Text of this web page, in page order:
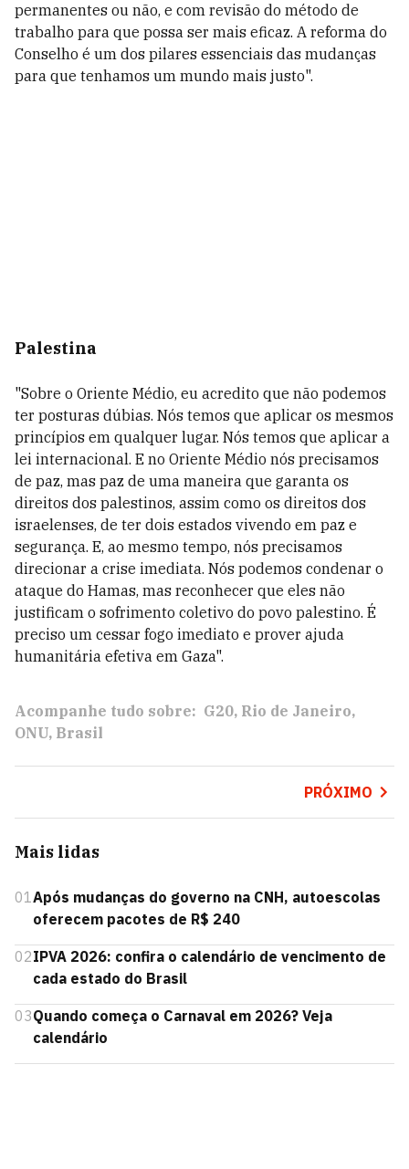
permanentes ou não, e com revisão do método de
trabalho para que possa ser mais eficaz. A reforma do
Conselho é um dos pilares essenciais das mudanças
para que tenhamos um mundo mais justo".
Palestina
"Sobre o Oriente Médio, eu acredito que não podemos
ter posturas dúbias. Nós temos que aplicar os mesmos
princípios em qualquer lugar. Nós temos que aplicar a
lei internacional. E no Oriente Médio nós precisamos
de paz, mas paz de uma maneira que garanta os
direitos dos palestinos, assim como os direitos dos
israelenses, de ter dois estados vivendo em paz e
segurança. E, ao mesmo tempo, nós precisamos
direcionar a crise imediata. Nós podemos condenar o
ataque do Hamas, mas reconhecer que eles não
justificam o sofrimento coletivo do povo palestino. É
preciso um cessar fogo imediato e prover ajuda
humanitária efetiva em Gaza".
Acompanhe tudo sobre: G20 Rio de Janeiro
ONU Brasil
PRÓXIMO
Mais lidas
01Após mudanças do governo na CNH, autoescolas
oferecem pacotes de R$ 240
02IPVA 2026: confira o calendário de vencimento de
cada estado do Brasil
03Quando começa o Carnaval em 2026? Veja
calendário